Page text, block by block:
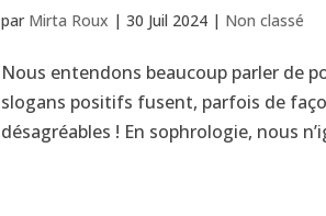
par Mirta Roux |30 Juil 2024 | Non classé
Nous entendons beaucoup parler de
slogans positifs fusent, parfois de
désagréables ! En sophrologie, nous